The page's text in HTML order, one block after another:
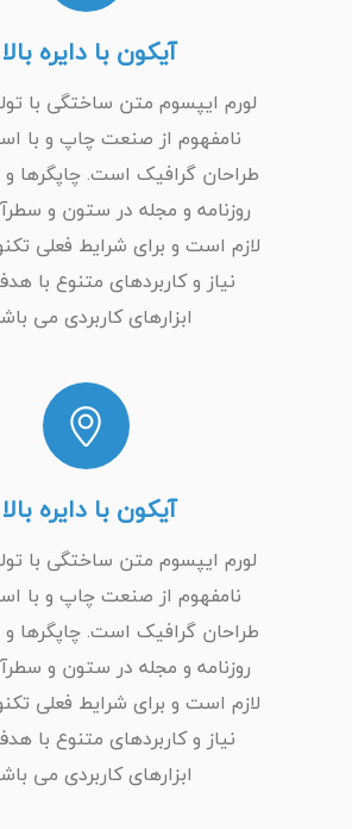
آیکون با دایره بالا
لورم ایپسوم متن ساختگی با
نامفهوم از صنعت چاپ و با
طراحان گرافیک است. چاپگرها
روزنامه و مجله در ستون و
لازم است و برای شرایط فعلی
نیاز و کاربردهای متنوع با
ابزارهای کاربردی می
آیکون با دایره بالا
لورم ایپسوم متن ساختگی با
نامفهوم از صنعت چاپ و با
طراحان گرافیک است. چاپگرها
روزنامه و مجله در ستون و
لازم است و برای شرایط فعلی
نیاز و کاربردهای متنوع با
ابزارهای کاربردی می